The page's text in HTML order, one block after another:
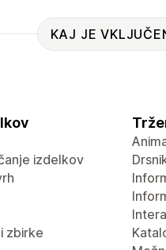
KAJ JE
izdelkov
zbirke